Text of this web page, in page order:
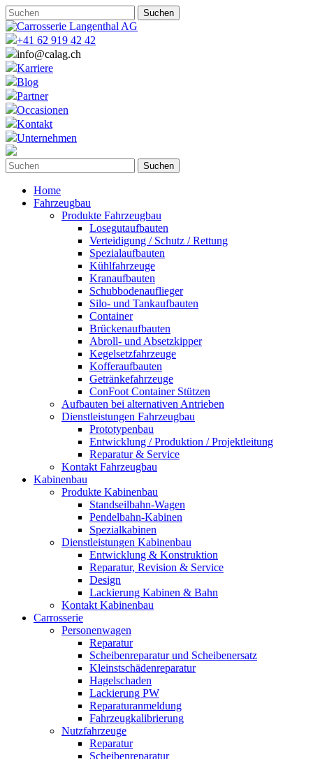
+41 62 919 42 42
info@calag.ch
Karriere
Blog
Partner
Occasionen
Kontakt
Unternehmen
Home
Fahrzeugbau
Produkte Fahrzeugbau
Losegutaufbauten
Verteidigung / Schutz / Rettung
Spezialaufbauten
Kühlfahrzeuge
Kranaufbauten
Schubbodenauflieger
Silo- und Tankaufbauten
Container
Brückenaufbauten
Abroll- und Absetzkipper
Kegelsetzfahrzeuge
Kofferaufbauten
Getränkefahrzeuge
ConFoot Container Stützen
Aufbauten bei alternativen Antrieben
Dienstleistungen Fahrzeugbau
Prototypenbau
Entwicklung / Produktion / Projektleitung
Reparatur & Service
Kontakt Fahrzeugbau
Kabinenbau
Produkte Kabinenbau
Standseilbahn-Wagen
Pendelbahn-Kabinen
Spezialkabinen
Dienstleistungen Kabinenbau
Entwicklung & Konstruktion
Reparatur, Revision & Service
Design
Lackierung Kabinen & Bahn
Kontakt Kabinenbau
Carrosserie
Personenwagen
Reparatur
Scheibenreparatur und Scheibenersatz
Kleinstschädenreparatur
Hagelschaden
Lackierung PW
Reparaturanmeldung
Fahrzeugkalibrierung
Nutzfahrzeuge
Reparatur
Scheibenreparatur